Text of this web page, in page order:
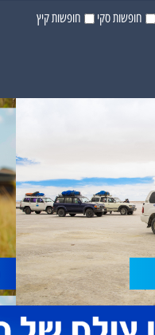
חופשות סקי חופשות קיץ